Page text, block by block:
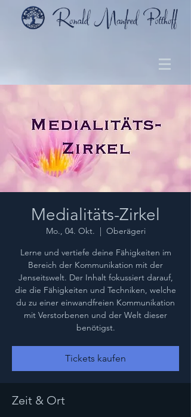
Medialitäts-Zirkel
Mo., 04. Okt.
  |
Oberägeri
Lerne und vertiefe deine Fähigkeiten im
Bereich der Kommunikation mit der
Jenseitswelt. Der Inhalt fokussiert darauf,
die die Fähigkeiten und Techniken, welche
du zu einer einwandfreien Kommunikation
mit Verstorbenen und der Welt dieser
benötigst.
Tickets kaufen
Zeit & Ort